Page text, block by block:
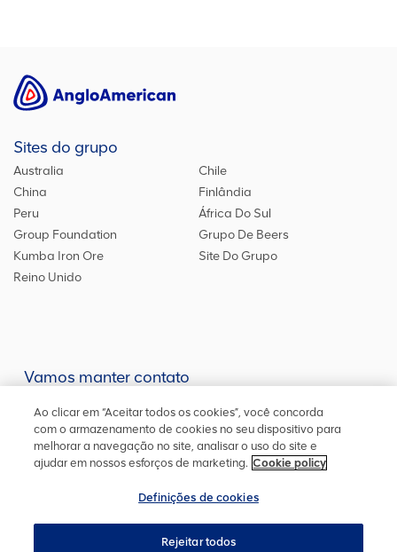
Sites do grupo
Australia
Chile
China
Finlândia
Peru
África Do Sul
Group Foundation
Grupo De Beers
Kumba Iron Ore
Site Do Grupo
Reino Unido
Vamos manter contato
contatoconoscopara outras informações
Acessibilidade
Termos e condições
Ao clicar em “Aceitar todos os cookies”, você concorda
com o armazenamento de cookies no seu dispositivo para
melhorar a navegação no site, analisar o uso do site e
ajudar em nossos esforços de marketing. Cookie policy
Definições de cookies
Rejeitar todos